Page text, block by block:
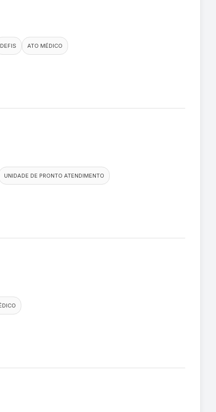
DEFIS
ATO MÉDICO
UNIDADE DE PRONTO ATENDIMENTO